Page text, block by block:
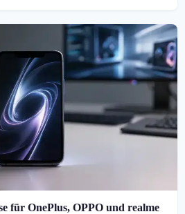
für OnePlus, OPPO und realme